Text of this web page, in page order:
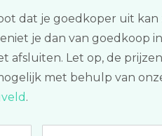
dat je goedkoper uit kan
je dan van goedkoop
afsluiten. Let op, de
met behulp van
.